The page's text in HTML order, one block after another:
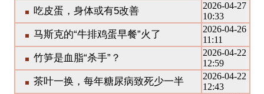
吃皮蛋，身体或有5改善
2026-04-27
10:33
马斯克的“牛排鸡蛋早餐”火了
2026-04-26
11:11
竹笋是血脂“杀手”？
2026-04-22
12:59
茶叶一换，每年糖尿病致死少一半
2026-04-22
12:43